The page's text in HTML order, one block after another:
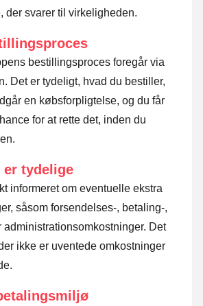
der svarer til virkeligheden.
bestillingsproces foregår via
Det er tydeligt, hvad du bestiller,
en købsforpligtelse, og du får
for at rette det, inden du
er tydelige
informeret om eventuelle ekstra
såsom forsendelses-, betaling-,
administrationsomkostninger. Det
ikke er uventede omkostninger